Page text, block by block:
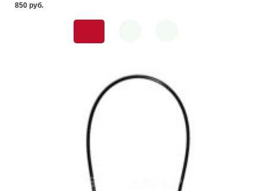
850 pуб.